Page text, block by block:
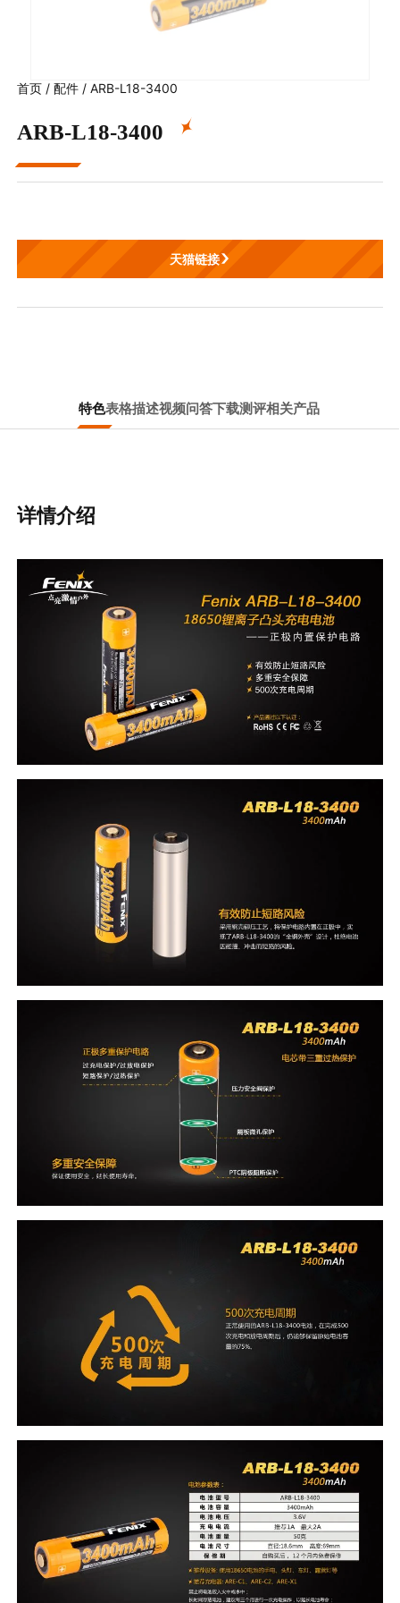
首页 /配件 /ARB-L18-3400
ARB-L18-3400
天猫链接
特色表格描述视频问答下载测评相关产品
详情介绍